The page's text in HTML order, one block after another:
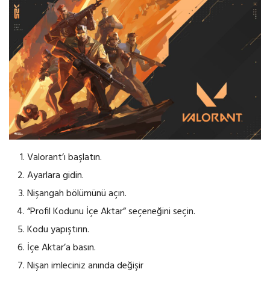
Valorant’ı başlatın.
Ayarlara gidin.
Nişangah bölümünü açın.
“Profil Kodunu İçe Aktar” seçeneğini seçin.
Kodu yapıştırın.
İçe Aktar’a basın.
Nişan imleciniz anında değişir